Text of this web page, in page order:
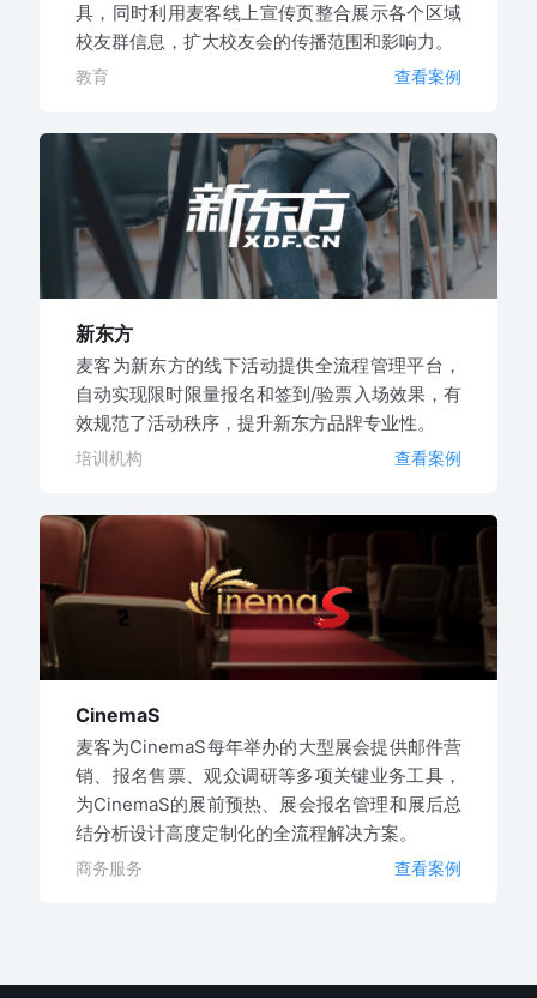
具，同时利用麦客线上宣传页整合展示各个区域
校友群信息，扩大校友会的传播范围和影响力。
教育 查看案例
新东方
麦客为新东方的线下活动提供全流程管理平台，
自动实现限时限量报名和签到/验票入场效果，有
效规范了活动秩序，提升新东方品牌专业性。
培训机构 查看案例
CinemaS
麦客为CinemaS每年举办的大型展会提供邮件营
销、报名售票、观众调研等多项关键业务工具，
为CinemaS的展前预热、展会报名管理和展后总
结分析设计高度定制化的全流程解决方案。
商务服务 查看案例